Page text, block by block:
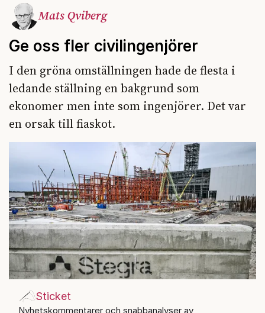
Mats Qviberg
Ge oss fler civilingenjörer
I den gröna omställningen hade de flesta i
ledande ställning en bakgrund som
ekonomer men inte som ingenjörer. Det var
en orsak till fiaskot.
Sticket
Nyhetskommentarer och snabbanalyser av